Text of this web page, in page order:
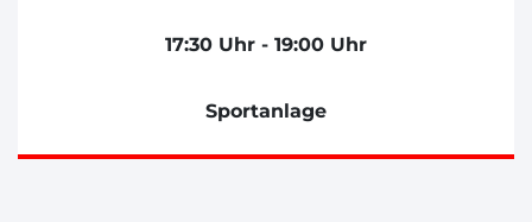
17:30 Uhr - 19:00 Uhr
Sportanlage